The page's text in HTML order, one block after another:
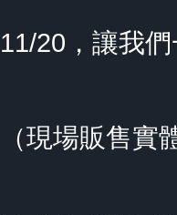
11/20，讓我
（現場販售實